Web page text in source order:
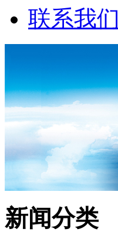
联系我们
新闻分类